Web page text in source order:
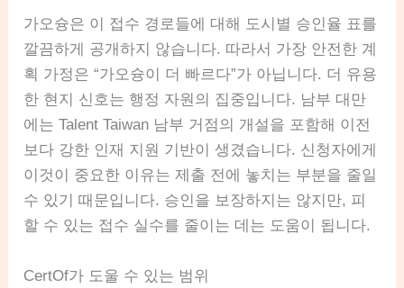
가오슝은 이 접수 경로들에 대해 도시별 승인율 표를
깔끔하게 공개하지 않습니다. 따라서 가장 안전한 계
획 가정은 “가오슝이 더 빠르다”가 아닙니다. 더 유용
한 현지 신호는 행정 자원의 집중입니다. 남부 대만
에는 Talent Taiwan 남부 거점의 개설을 포함해 이전
보다 강한 인재 지원 기반이 생겼습니다. 신청자에게
이것이 중요한 이유는 제출 전에 놓치는 부분을 줄일
수 있기 때문입니다. 승인을 보장하지는 않지만, 피
할 수 있는 접수 실수를 줄이는 데는 도움이 됩니다.
CertOf가 도울 수 있는 범위